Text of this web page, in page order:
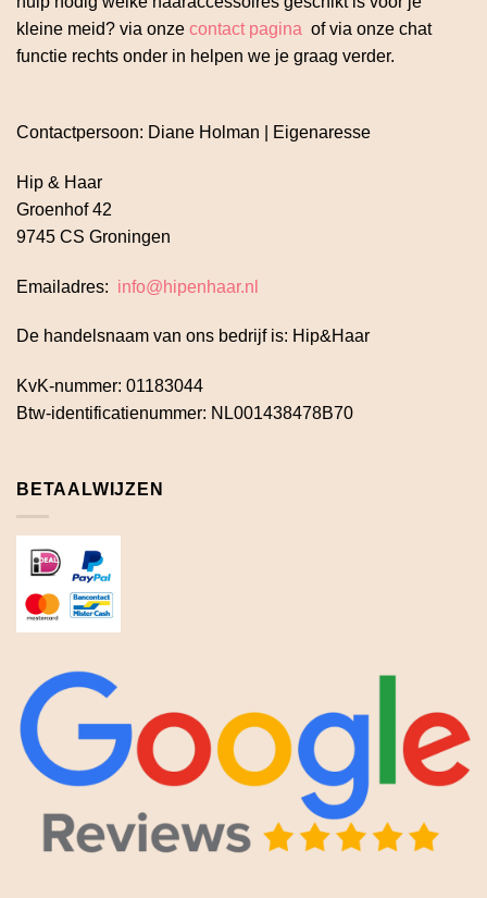
kleine meid? via onze contact pagina of via onze chat
functie rechts onder in helpen we je graag verder.
Contactpersoon: Diane Holman | Eigenaresse
Hip & Haar
Groenhof 42
9745 CS Groningen
Emailadres: info@hipenhaar.nl
De handelsnaam van ons bedrijf is: Hip&Haar
KvK-nummer: 01183044
Btw-identificatienummer: NL001438478B70
BETAALWIJZEN